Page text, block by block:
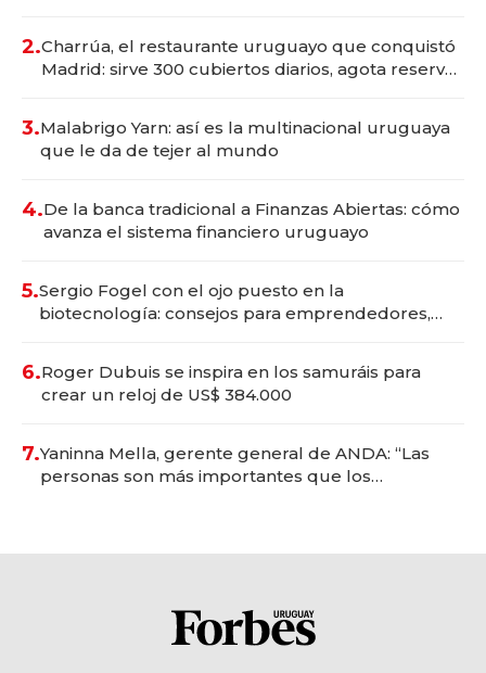
2.Charrúa, el restaurante uruguayo que conquistó
Madrid: sirve 300 cubiertos diarios, agota reservas
3.Malabrigo Yarn: así es la multinacional uruguaya
que le da de tejer al mundo
4.De la banca tradicional a Finanzas Abiertas: cómo
avanza el sistema financiero uruguayo
5.Sergio Fogel con el ojo puesto en la
biotecnología: consejos para emprendedores,
6.Roger Dubuis se inspira en los samuráis para
crear un reloj de US$ 384.000
7.Yaninna Mella, gerente general de ANDA: “Las
personas son más importantes que los